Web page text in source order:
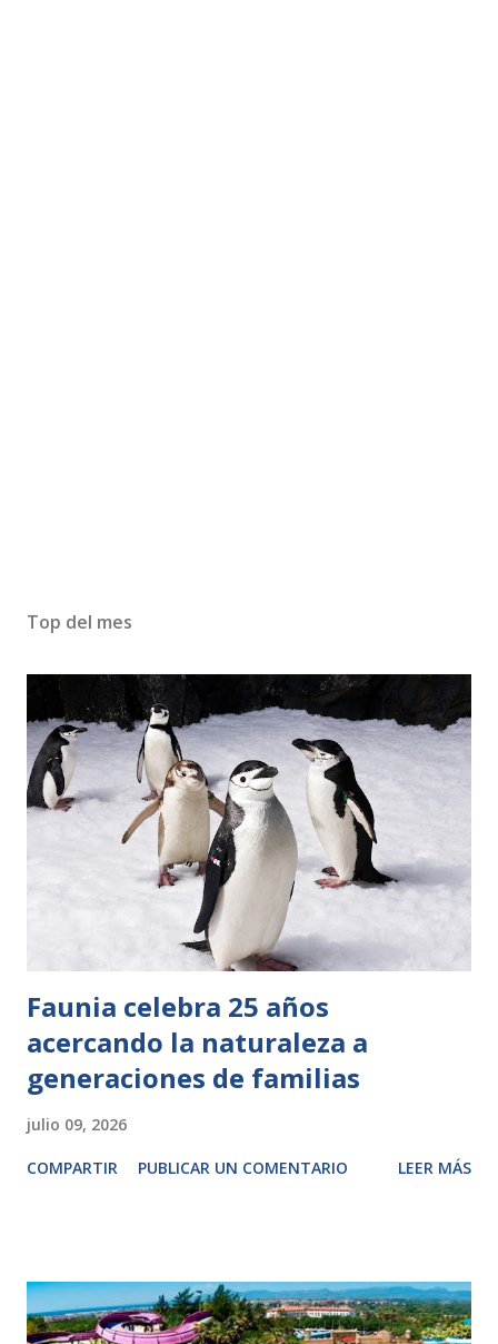
Top del mes
Faunia celebra 25 años
acercando la naturaleza a
generaciones de familias
julio 09, 2026
COMPARTIR PUBLICAR UN COMENTARIO LEER MÁS